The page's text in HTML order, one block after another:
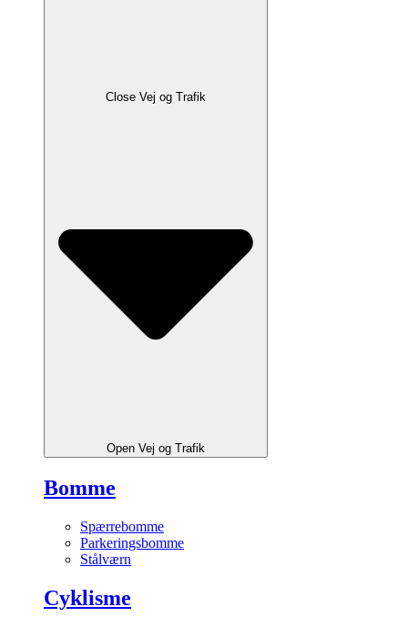
Close Vej og Trafik
Open Vej og Trafik
Bomme
Spærrebomme
Parkeringsbomme
Stålværn
Cyklisme